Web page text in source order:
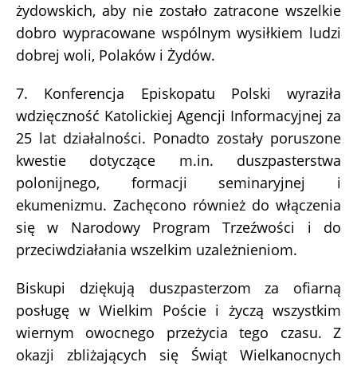
żydowskich, aby nie zostało zatracone wszelkie
dobro wypracowane wspólnym wysiłkiem ludzi
dobrej woli, Polaków i Żydów.
7. Konferencja Episkopatu Polski wyraziła
wdzięczność Katolickiej Agencji Informacyjnej za
25 lat działalności. Ponadto zostały poruszone
kwestie dotyczące m.in. duszpasterstwa
polonijnego, formacji seminaryjnej i
ekumenizmu. Zachęcono również do włączenia
się w Narodowy Program Trzeźwości i do
przeciwdziałania wszelkim uzależnieniom.
Biskupi dziękują duszpasterzom za ofiarną
posługę w Wielkim Poście i życzą wszystkim
wiernym owocnego przeżycia tego czasu. Z
okazji zbliżających się Świąt Wielkanocnych